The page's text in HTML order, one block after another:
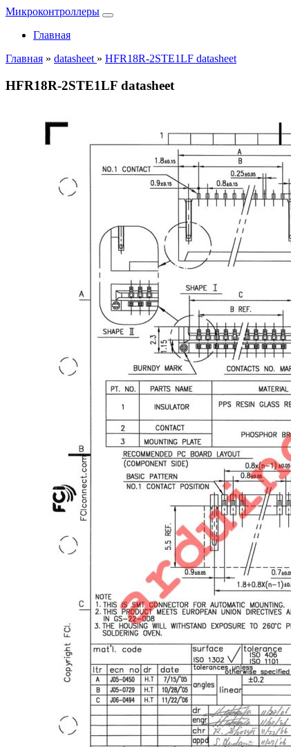
Микроконтроллеры
Главная
Главная » datasheet » HFR18R-2STE1LF datasheet
HFR18R-2STE1LF datasheet